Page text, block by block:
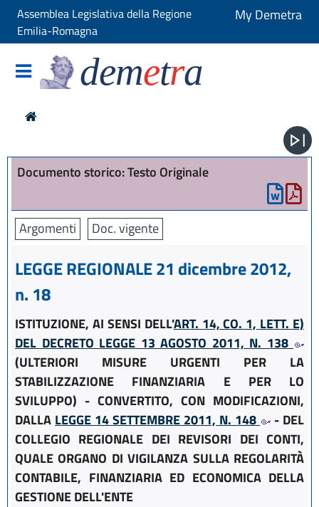
Assemblea Legislativa della Regione
Emilia-Romagna
My Demetra
demetra
Documento storico: Testo Originale
Argomenti Doc. vigente
LEGGE REGIONALE 21 dicembre 2012,
n. 18
ISTITUZIONE, AI SENSI DELL'ART. 14, CO. 1, LETT. E)
DEL DECRETO LEGGE 13 AGOSTO 2011, N. 138
(ULTERIORI MISURE URGENTI PER LA
STABILIZZAZIONE FINANZIARIA E PER LO
SVILUPPO) - CONVERTITO, CON MODIFICAZIONI,
DALLA LEGGE 14 SETTEMBRE 2011, N. 148
- DEL
COLLEGIO REGIONALE DEI REVISORI DEI CONTI,
QUALE ORGANO DI VIGILANZA SULLA REGOLARITÀ
CONTABILE, FINANZIARIA ED ECONOMICA DELLA
GESTIONE DELL'ENTE